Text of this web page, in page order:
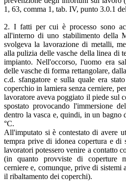
1, 63, comma 1, tab. IV, punto 3.0.1 del
2. I fatti per cui è processo sono
all'interno di uno stabilimento della
svolgeva la lavorazione di metalli,
alla pulizia delle vasche della linea di
impianto. Nell'occorso, l'uomo era
delle vasche di forma rettangolare,
c.d. sfangatore e sulla quale era
coperchio in lamiera senza cerniere,
lavoratore aveva poggiato il piede sul
spostato provocando l'immersione
dentro la vasca e, quindi, in un bagno
°C.
All'imputato si è contestato di avere
tempra prive di idonea copertura e di
lavoratori potessero venire a contatto
(in quanto provviste di coperture
cerniere e, comunque, prive di sistemi
il ribaltamento dei coperchi).